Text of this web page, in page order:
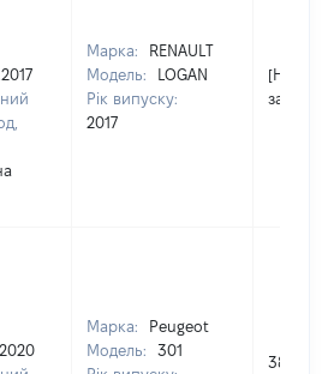
Марка:
RENAULT
Модель:
LOGAN
Рік випуску:
2017
[Не
Марка:
Peugeot
Модель:
301
380600